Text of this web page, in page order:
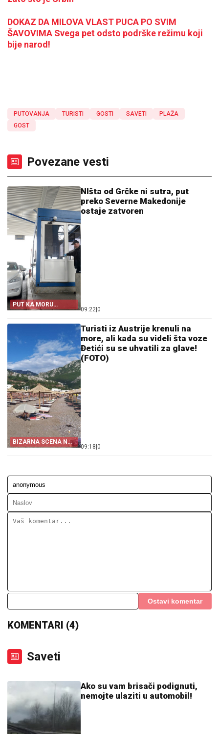
DOKAZ DA MILOVA VLAST PUCA PO SVIM
ŠAVOVIMA Svega pet odsto podrške režimu koji
bije narod!
PUTOVANJA TURISTI GOSTI SAVETI
PLAŽA
GOST
Povezane vesti
PUT KA MORU
BLOKIRAN!
NIšta od Grčke ni sutra, put
preko Severne Makedonije
ostaje zatvoren
09:22 0
BIZARNA SCENA NA
CRNOGORSKOJ
Turisti iz Austrije krenuli na
more, ali kada su videli šta voze
Đetići su se uhvatili za glave!
(FOTO)
09:18 0
Ostavi komentar
KOMENTARI (4)
Saveti
Ako su vam brisači podignuti,
nemojte ulaziti u automobil!